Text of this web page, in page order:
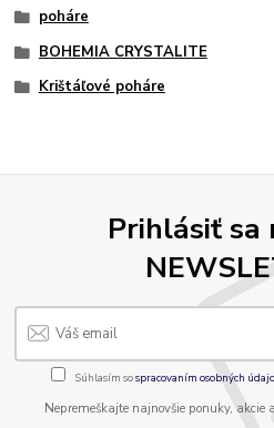
poháre
BOHEMIA CRYSTALITE
Krištáľové poháre
Prihlásiť sa
Súhlasím sospracovaním osobných
Nepremeškajte najnovšie ponuky, akcie